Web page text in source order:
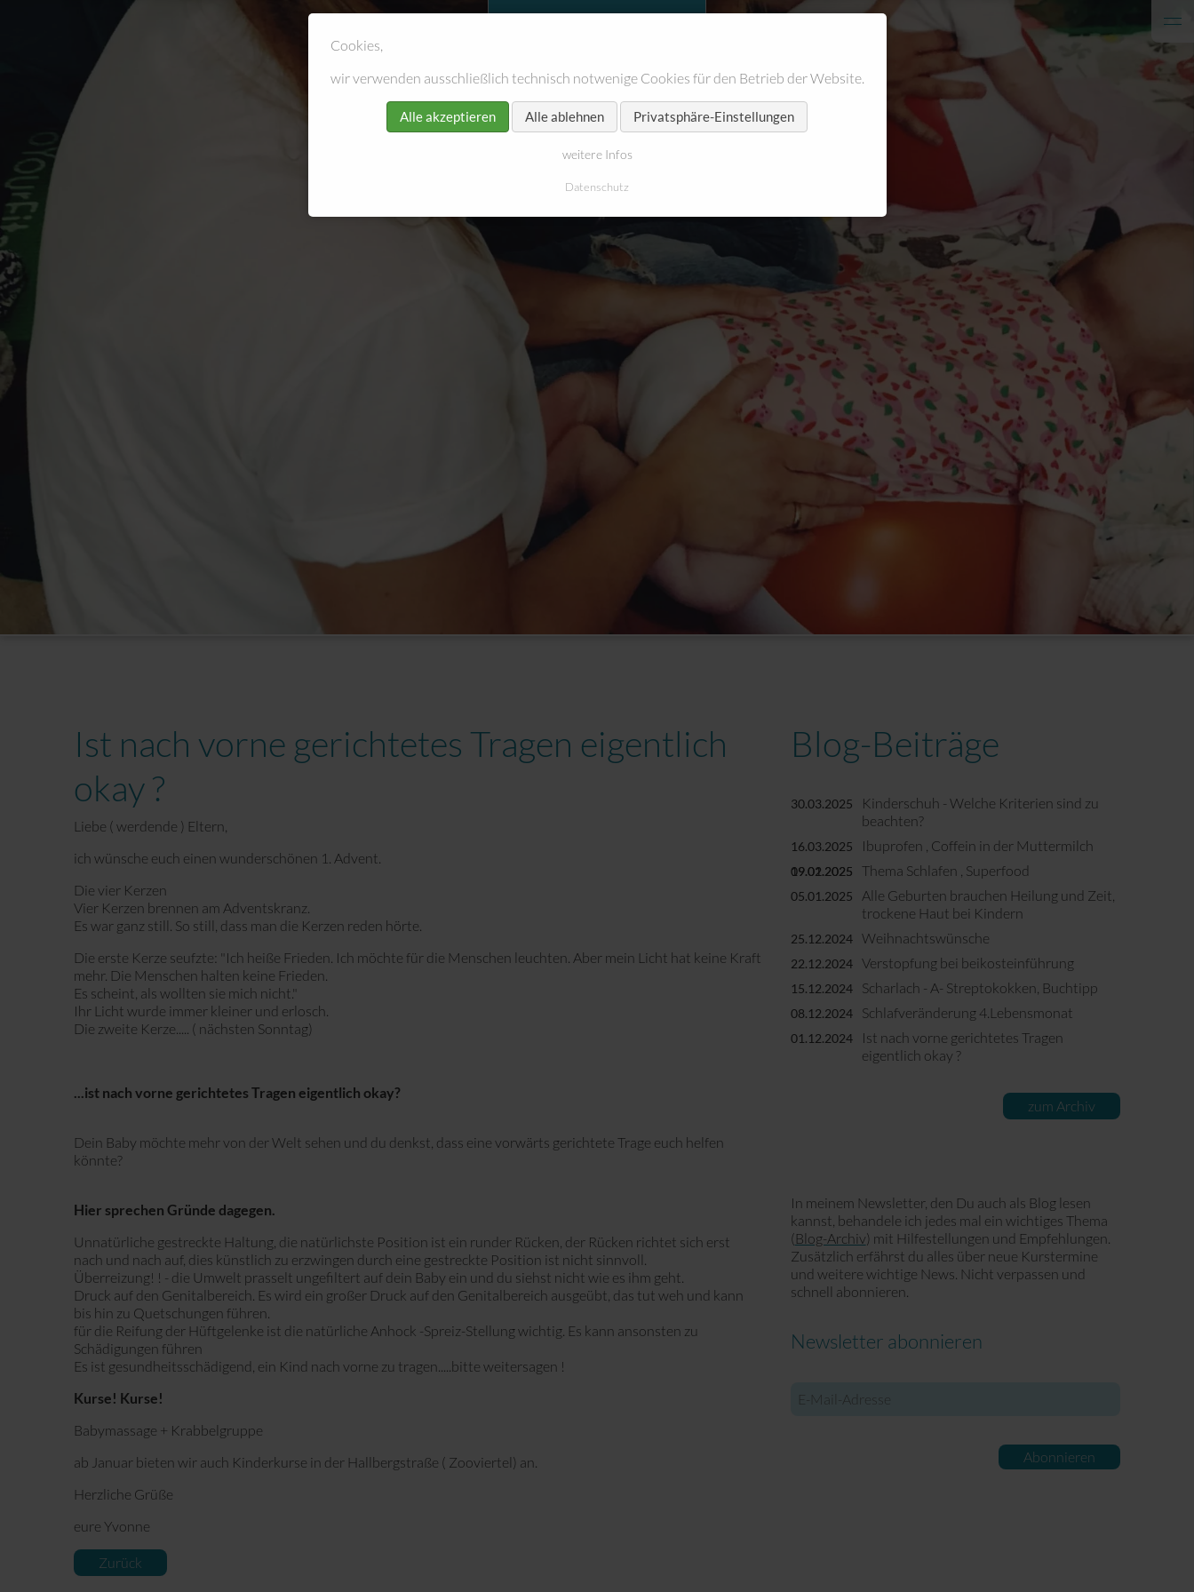
Blog abonnieren weitere Beiträge
KURSANGEBOTE
Geburtsvorbereitungskurs
Erste Hilfe Kurs Eltern
Babymassage + Krabbelgruppe
Outdoor Fitness
Rückbildungskurs
Ist nach vorne gerichtetes Tragen eigentlich
okay ?
Liebe ( werdende ) Eltern,
ich wünsche euch einen wunderschönen 1. Advent.
Die vier Kerzen
Vier Kerzen brennen am Adventskranz.
Es war ganz still. So still, dass man die Kerzen reden hörte.
Die erste Kerze seufzte: "Ich heiße Frieden. Ich möchte für die Menschen leuchten. Aber mein Licht hat keine Kraft
mehr. Die Menschen halten keine Frieden.
Es scheint, als wollten sie mich nicht."
Ihr Licht wurde immer kleiner und erlosch.
Die zweite Kerze..... ( nächsten Sonntag)
...ist nach vorne gerichtetes Tragen eigentlich okay?
Dein Baby möchte mehr von der Welt sehen und du denkst, dass eine vorwärts gerichtete Trage euch helfen
könnte?
Hier sprechen Gründe dagegen.
Unnatürliche gestreckte Haltung, die natürlichste Position ist ein runder Rücken, der Rücken richtet sich erst
nach und nach auf, dies künstlich zu erzwingen durch eine gestreckte Position ist nicht sinnvoll.
Überreizung! ! - die Umwelt prasselt ungefiltert auf dein Baby ein und du siehst nicht wie es ihm geht.
Druck auf den Genitalbereich. Es wird ein großer Druck auf den Genitalbereich ausgeübt, das tut weh und kann
bis hin zu Quetschungen führen.
für die Reifung der Hüftgelenke ist die natürliche Anhock -Spreiz-Stellung wichtig. Es kann ansonsten zu
Schädigungen führen
Es ist gesundheitsschädigend, ein Kind nach vorne zu tragen.....bitte weitersagen !
Kurse! Kurse!
Babymassage + Krabbelgruppe
ab Januar bieten wir auch Kinderkurse in der Hallbergstraße ( Zooviertel) an.
Herzliche Grüße
eure Yvonne
Zurück
Blog-Beiträge
30.03.2025
Kinderschuh - Welche Kriterien sind zu
beachten?
16.03.2025 Ibuprofen , Coffein in der Muttermilch
09.02.2025
19.01.2025 Thema Schlafen , Superfood
05.01.2025
Alle Geburten brauchen Heilung und Zeit,
trockene Haut bei Kindern
25.12.2024 Weihnachtswünsche
22.12.2024 Verstopfung bei beikosteinführung
15.12.2024 Scharlach - A- Streptokokken, Buchtipp
08.12.2024 Schlafveränderung 4.Lebensmonat
01.12.2024
Ist nach vorne gerichtetes Tragen
eigentlich okay ?
zum Archiv
In meinem Newsletter, den Du auch als Blog lesen
kannst, behandele ich jedes mal ein wichtiges Thema
(Blog-Archiv) mit Hilfestellungen und Empfehlungen.
Zusätzlich erfährst du alles über neue Kurstermine
und weitere wichtige News. Nicht verpassen und
schnell abonnieren.
Newsletter abonnieren
Mail-
Abonnieren
Cookies,
wir verwenden ausschließlich technisch notwenige Cookies für den Betrieb der Website.
Alle akzeptieren Alle ablehnen Privatsphäre-Einstellungen
weitere Infos
Datenschutz